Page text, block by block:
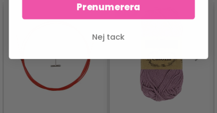
- 19%
Prenumerera
Nej tack